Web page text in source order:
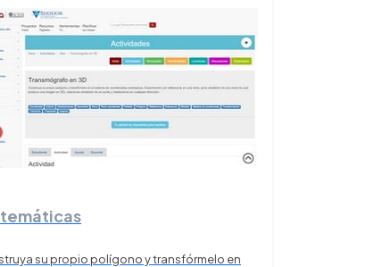
su propio polígono y transfórmelo en